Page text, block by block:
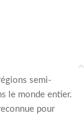
semi-
le monde entier.
pour